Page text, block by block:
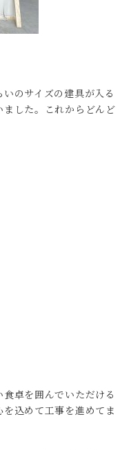
のサイズの建具が入る
ました。これからどんど
卓を囲んでいただける
込めて工事を進めてま